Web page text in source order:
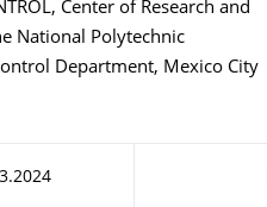
Center of Research and
National Polytechnic
Department, Mexico City